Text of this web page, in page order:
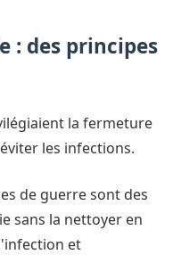
: des principes
la fermeture
les infections.
de guerre sont des
sans la nettoyer en
et